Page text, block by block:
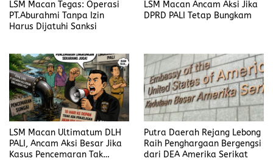
LSM Macan Tegas: Operasi
PT.Aburahmi Tanpa Izin
Harus Dijatuhi Sanksi
LSM Macan Ancam Aksi Jika
DPRD PALI Tetap Bungkam
LSM Macan Ultimatum DLH
PALI, Ancam Aksi Besar Jika
Kasus Pencemaran Tak
Putra Daerah Rejang Lebong
Raih Penghargaan Bergengsi
dari DEA Amerika Serikat